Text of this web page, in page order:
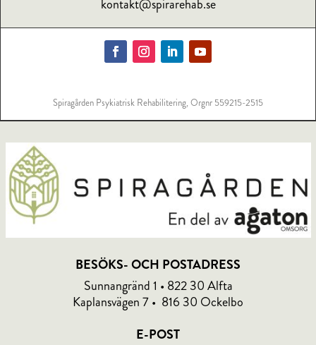
kontakt@spirarehab.se
Spiragården Psykiatrisk Rehabilitering, Orgnr 559215-2515
BESÖKS- OCH POSTADRESS
Sunnangränd 1 • 822 30 Alfta
Kaplansvägen 7 • 816 30 Ockelbo
E-POST